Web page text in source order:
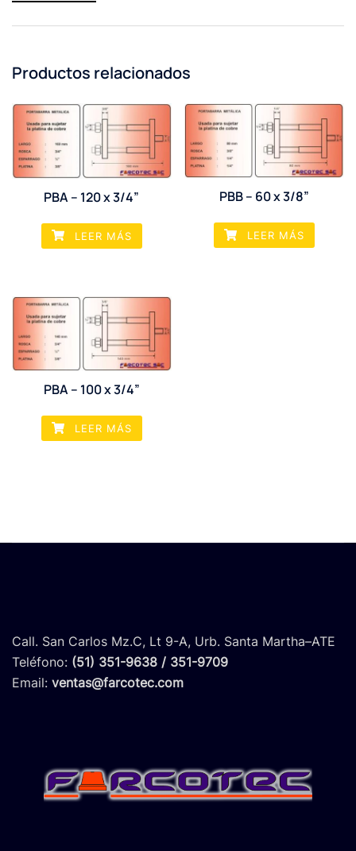
Productos relacionados
PBA – 120 x 3/4”
LEER MÁS
PBB – 60 x 3/8”
LEER MÁS
PBA – 100 x 3/4”
LEER MÁS
Call. San Carlos Mz.C, Lt 9-A, Urb. Santa Martha–ATE
Teléfono: (51) 351-9638 / 351-9709
Email: ventas@farcotec.com